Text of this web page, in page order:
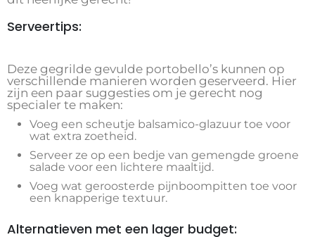
Serveertips:
Deze gegrilde gevulde portobello’s kunnen op
verschillende manieren worden geserveerd. Hier
zijn een paar suggesties om je gerecht nog
specialer te maken:
Voeg een scheutje balsamico-glazuur toe voor
wat extra zoetheid.
Serveer ze op een bedje van gemengde groene
salade voor een lichtere maaltijd.
Voeg wat geroosterde pijnboompitten toe voor
een knapperige textuur.
Alternatieven met een lager budget: